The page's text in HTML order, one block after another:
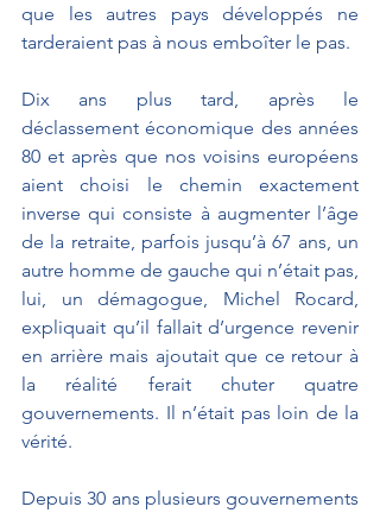
que les autres pays développés ne
tarderaient pas à nous emboîter le pas.
Dix ans plus tard, après le
déclassement économique des années
80 et après que nos voisins européens
aient choisi le chemin exactement
inverse qui consiste à augmenter l’âge
de la retraite, parfois jusqu’à 67 ans, un
autre homme de gauche qui n’était pas,
lui, un démagogue, Michel Rocard,
expliquait qu’il fallait d’urgence revenir
en arrière mais ajoutait que ce retour à
la réalité ferait chuter quatre
gouvernements. Il n’était pas loin de la
vérité.
Depuis 30 ans plusieurs gouvernements